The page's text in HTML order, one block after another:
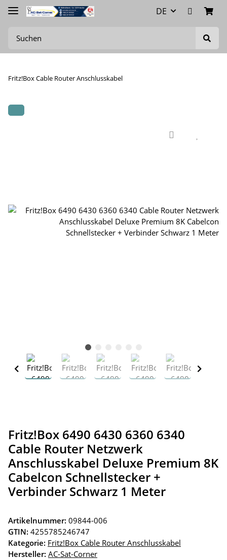
DE
Fritz!Box Cable Router Anschlusskabel
Fritz!Box 6490 6430 6360 6340
Cable Router Netzwerk
Anschlusskabel Deluxe Premium 8K
Cabelcon Schnellstecker +
Verbinder Schwarz 1 Meter
Artikelnummer: 09844-006
GTIN: 4255785246747
Kategorie: Fritz!Box Cable Router Anschlusskabel
Hersteller: AC-Sat-Corner